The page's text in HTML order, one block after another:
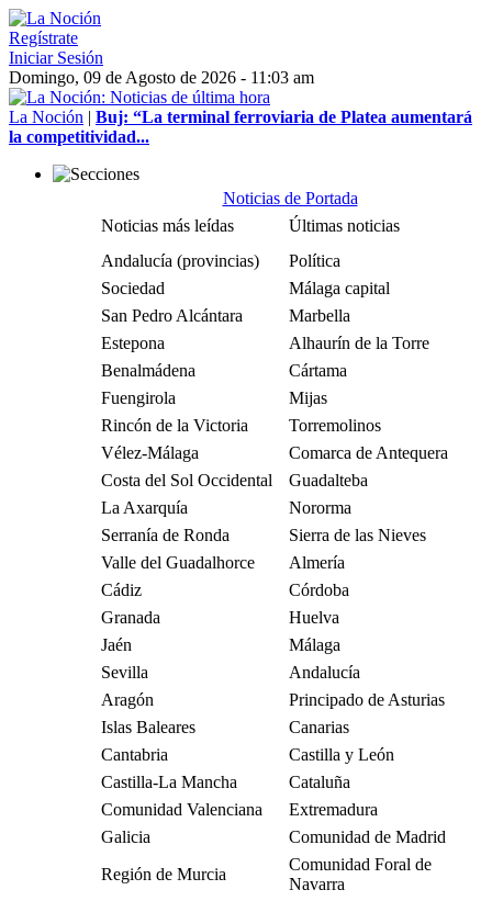
Regístrate
Iniciar Sesión
Domingo, 09 de Agosto de 2026 - 11:03 am
La Noción | Buj: “La terminal ferroviaria de Platea aumentará
la competitividad...
Noticias de Portada
Noticias más leídas
Últimas noticias
Andalucía (provincias)
Política
Sociedad
Málaga capital
San Pedro Alcántara
Marbella
Estepona
Alhaurín de la Torre
Benalmádena
Cártama
Fuengirola
Mijas
Rincón de la Victoria
Torremolinos
Vélez-Málaga
Comarca de Antequera
Costa del Sol Occidental
Guadalteba
La Axarquía
Nororma
Serranía de Ronda
Sierra de las Nieves
Valle del Guadalhorce
Almería
Cádiz
Córdoba
Granada
Huelva
Jaén
Málaga
Sevilla
Andalucía
Aragón
Principado de Asturias
Islas Baleares
Canarias
Cantabria
Castilla y León
Castilla-La Mancha
Cataluña
Comunidad Valenciana
Extremadura
Galicia
Comunidad de Madrid
Región de Murcia
Comunidad Foral de
Navarra